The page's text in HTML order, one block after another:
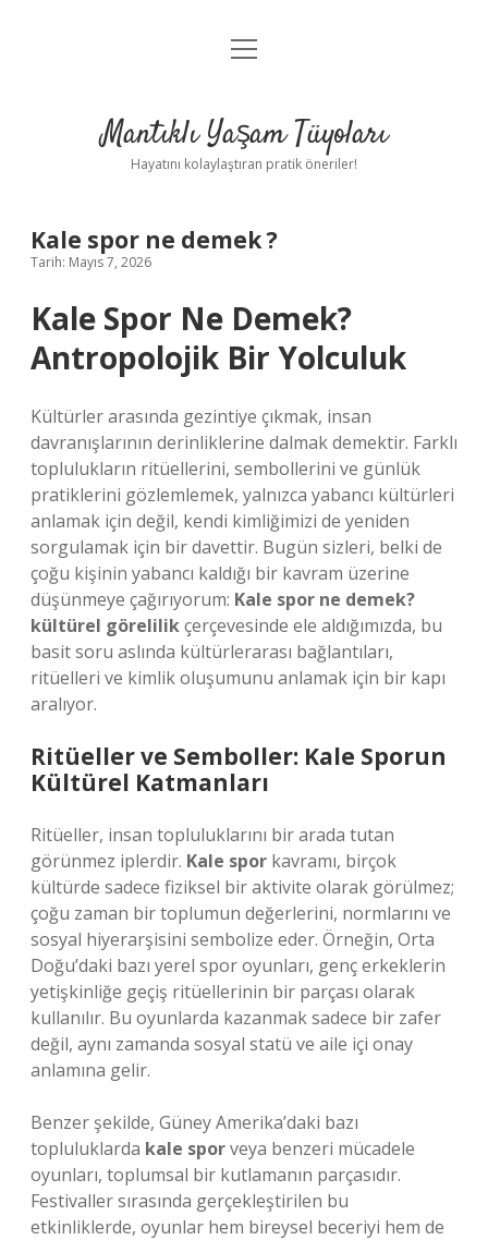
Anasayfa
Yasal Uyarı
menüyü
Mantıklı Yaşam Tüyoları
Hayatını kolaylaştıran pratik öneriler!
Kale spor ne demek ?
Tarih: Mayıs 7, 2026
Kale Spor Ne Demek?
Antropolojik Bir Yolculuk
Kültürler arasında gezintiye çıkmak, insan
davranışlarının derinliklerine dalmak demektir. Farklı
toplulukların ritüellerini, sembollerini ve günlük
pratiklerini gözlemlemek, yalnızca yabancı kültürleri
anlamak için değil, kendi kimliğimizi de yeniden
sorgulamak için bir davettir. Bugün sizleri, belki de
çoğu kişinin yabancı kaldığı bir kavram üzerine
düşünmeye çağırıyorum: Kale spor ne demek?
kültürel görelilikçerçevesinde ele aldığımızda, bu
basit soru aslında kültürlerarası bağlantıları,
ritüelleri ve kimlik oluşumunu anlamak için bir kapı
aralıyor.
Ritüeller ve Semboller: Kale Sporun
Kültürel Katmanları
Ritüeller, insan topluluklarını bir arada tutan
görünmez iplerdir. Kale spor kavramı, birçok
kültürde sadece fiziksel bir aktivite olarak görülmez;
çoğu zaman bir toplumun değerlerini, normlarını ve
sosyal hiyerarşisini sembolize eder. Örneğin, Orta
Doğu’daki bazı yerel spor oyunları, genç erkeklerin
yetişkinliğe geçiş ritüellerinin bir parçası olarak
kullanılır. Bu oyunlarda kazanmak sadece bir zafer
değil, aynı zamanda sosyal statü ve aile içi onay
anlamına gelir.
Benzer şekilde, Güney Amerika’daki bazı
topluluklarda kale sporveya benzeri mücadele
oyunları, toplumsal bir kutlamanın parçasıdır.
Festivaller sırasında gerçekleştirilen bu
etkinliklerde, oyunlar hem bireysel beceriyi hem de